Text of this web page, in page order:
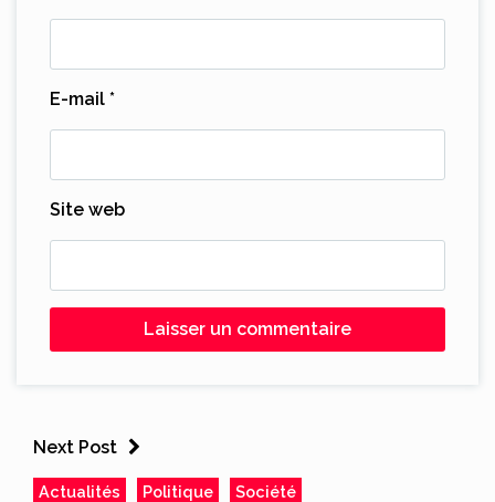
E-mail *
Site web
Next Post
Actualités Politique Société